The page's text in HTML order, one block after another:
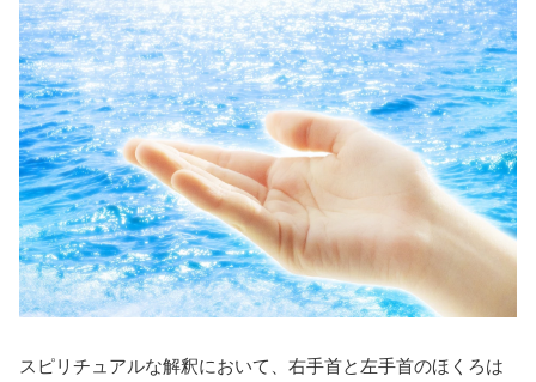
スピリチュアルな解釈において、右手首と左手首のほくろは